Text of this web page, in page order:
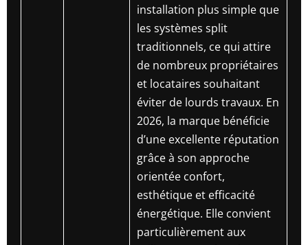
installation plus simple que
les systèmes split
traditionnels, ce qui attire
de nombreux propriétaires
et locataires souhaitant
éviter de lourds travaux. En
2026, la marque bénéficie
d’une excellente réputation
grâce à son approche
orientée confort,
esthétique et efficacité
énergétique. Elle convient
particulièrement aux